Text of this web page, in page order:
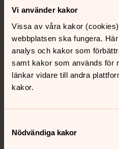
Vi använder kakor
Vissa av våra kakor
webbplatsen ska fungera.
analys och kakor som
samt kakor som används för
länkar vidare till andra
kakor.
Nödvändiga kakor
Tillbaka till toppen
Tillbaka till innehållet
Kontakt
Hitta snabbt